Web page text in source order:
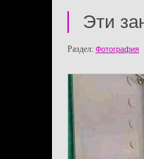
Эти
Раздел: Фотография